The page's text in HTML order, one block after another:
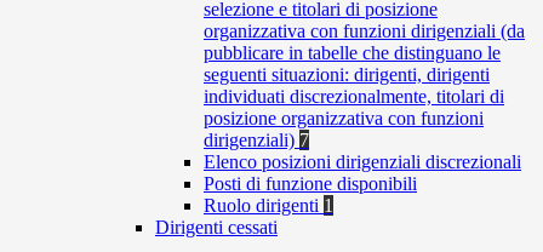
selezione e titolari di posizione
organizzativa con funzioni dirigenziali (da
pubblicare in tabelle che distinguano le
seguenti situazioni: dirigenti, dirigenti
individuati discrezionalmente, titolari di
posizione organizzativa con funzioni
dirigenziali) 7
Elenco posizioni dirigenziali discrezionali
Posti di funzione disponibili
Ruolo dirigenti 1
Dirigenti cessati